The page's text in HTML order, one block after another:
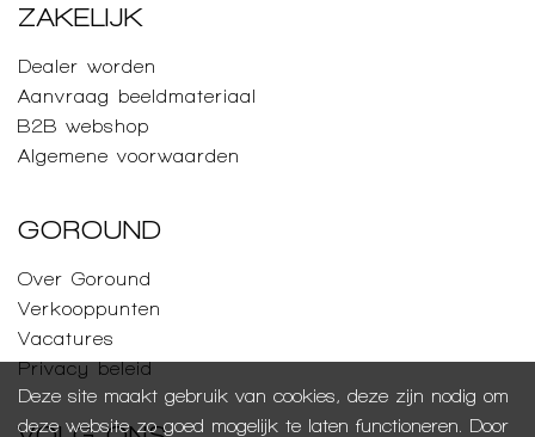
Deze site maakt gebruik van cookies, deze zijn nodig om
deze website zo goed mogelijk te laten functioneren. Door
ZAKELIJK
Dealer worden
Aanvraag beeldmateriaal
B2B webshop
Algemene voorwaarden
GOROUND
Over Goround
Verkooppunten
Vacatures
Privacy beleid